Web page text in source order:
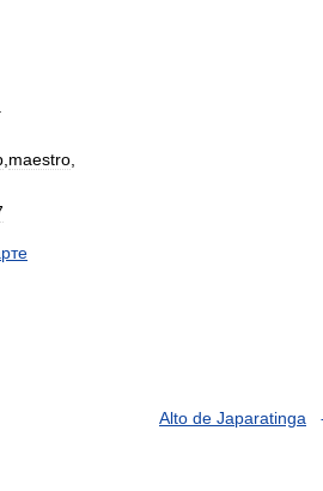
maestro
Alto de Japaratinga